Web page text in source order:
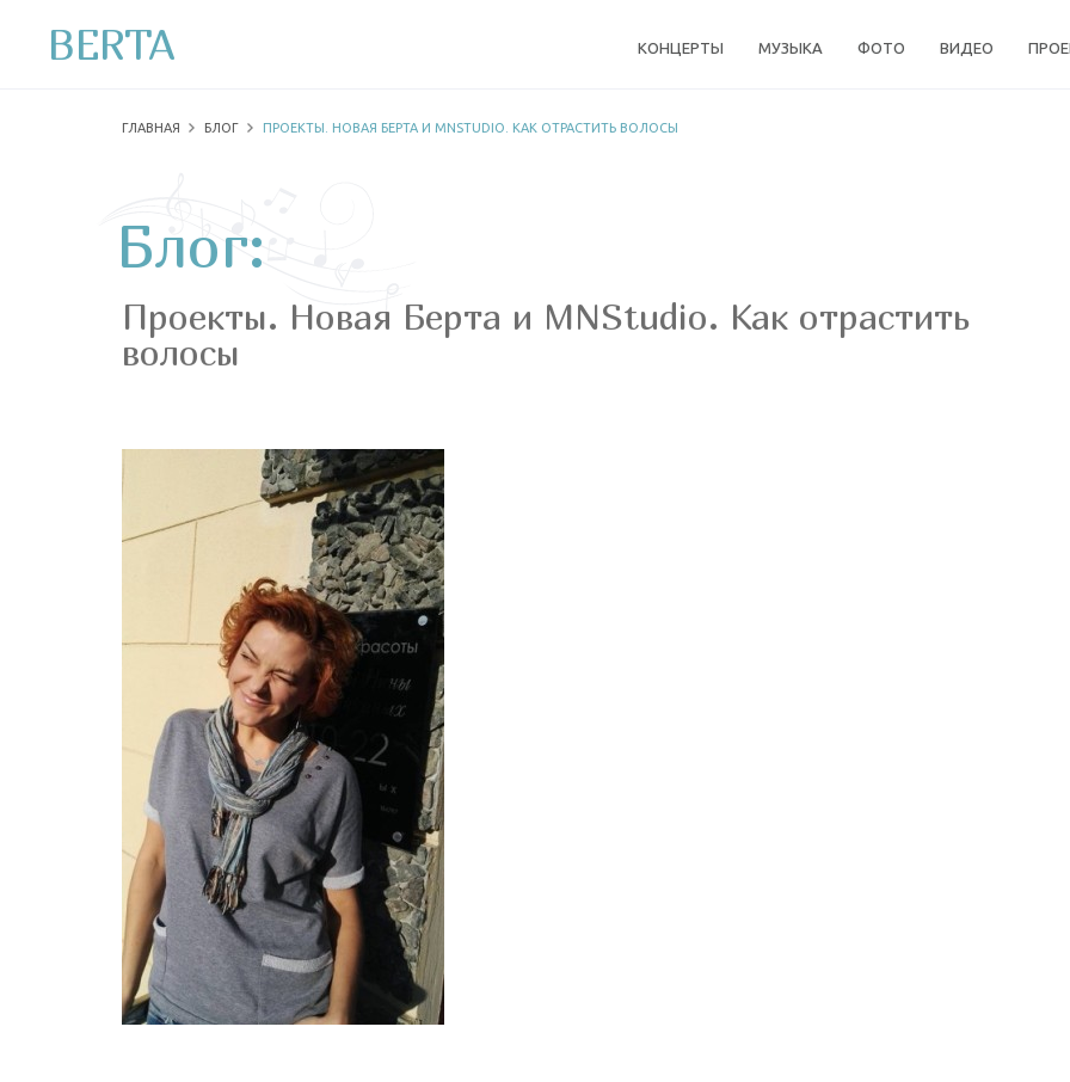
BERTA КОНЦЕРТЫ МУЗЫКА ФОТО ВИДЕО
ГЛАВНАЯ БЛОГ ПРОЕКТЫ. НОВАЯ БЕРТА И MNSTUDIO. КАК ОТРАСТИТЬ ВОЛОСЫ
Блог:
Проекты. Новая Берта и MNStudio. Как отрастить
волосы